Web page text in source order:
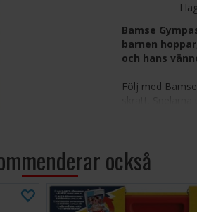
I
Bamse
barnen
och hans
Följ med
skratt.
samla kort,
Aktivt
Främjar
också